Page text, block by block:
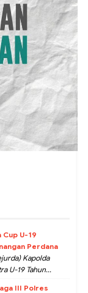
U-19
Perdana
Kapolda
U-19 Tahun...
III Polres